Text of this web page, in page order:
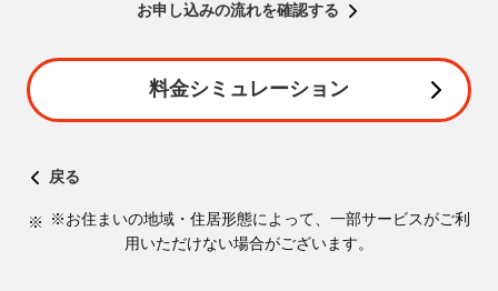
お申し込みの流れを確認する
料金シミュレーション
戻る
※お住まいの地域・住居形態によって、一部サービスがご利
用いただけない場合がございます。